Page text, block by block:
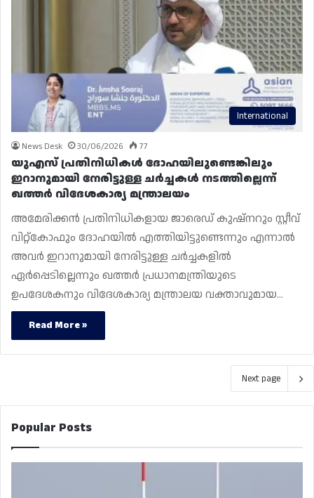
International
News Desk 30/06/2026 77
യുഎസ് പ്രതിനിധികൾ ദോഹയിലുണ്ടെങ്കിലും
ഇറാനുമായി നേരിട്ടുള്ള ചർച്ചകൾ നടത്തില്ലെന്ന്
ഖത്തർ വിദേശകാര്യ മന്ത്രാലയം
അമേരിക്കൻ പ്രതിനിധികളായ ജാരെഡ് കുഷ്നറും സ്റ്റീവ്
വിറ്റ്കോഫും ദോഹയിൽ എത്തിയിട്ടുണ്ടെന്നും എന്നാൽ
അവർ ഇറാനുമായി നേരിട്ടുള്ള ചർച്ചകളിൽ
ഏർപ്പെടില്ലെന്നും ഖത്തർ പ്രധാനമന്ത്രിയുടെ
ഉപദേശകനും വിദേശകാര്യ മന്ത്രാലയ വക്താവുമായ…
Read More »
Next page
Popular Posts